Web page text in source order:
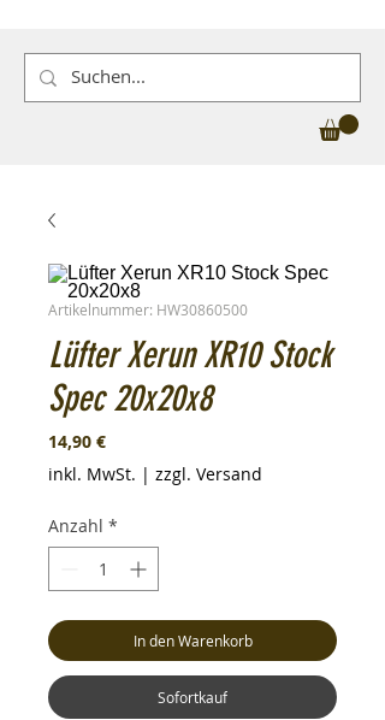
Artikelnummer: HW30860500
Lüfter Xerun XR10 Stock
Spec 20x20x8
14,90 €Preis
inkl. MwSt. | zzgl. Versand
Anzahl *
In den Warenkorb
Sofortkauf